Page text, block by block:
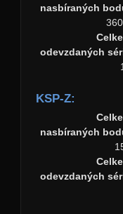
nasbíraných
odevzdaných
KSP-Z:
nasbíraných
odevzdaných